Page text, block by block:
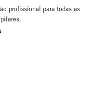
profissional para todas as